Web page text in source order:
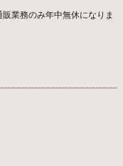
業務のみ年中無休になりま